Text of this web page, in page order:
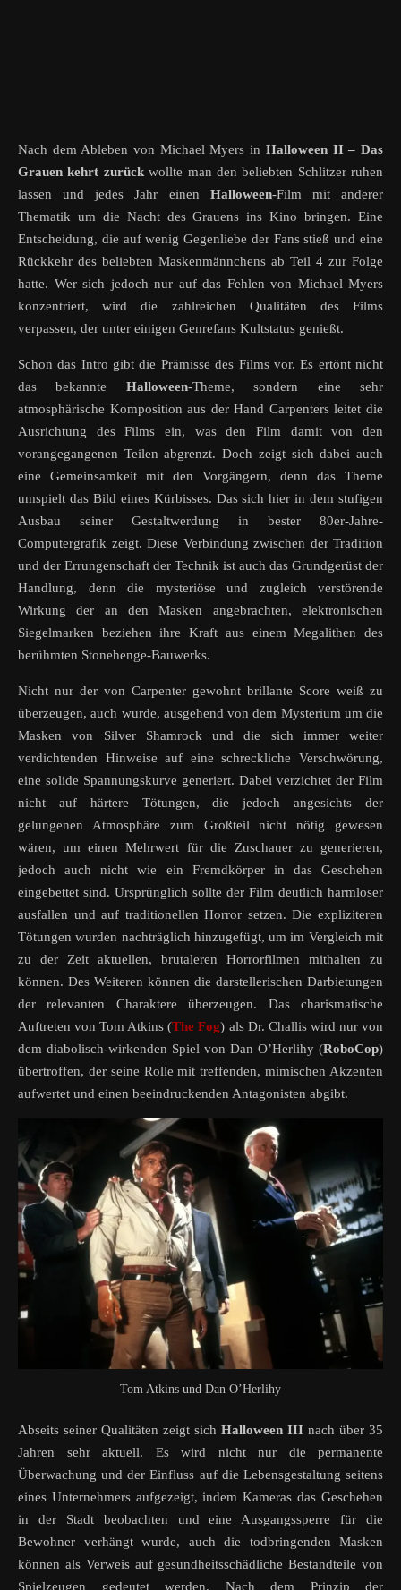
Nach dem Ableben von Michael Myers in Halloween II – Das
Grauen kehrt zurückwollte man den beliebten Schlitzer ruhen
lassen und jedes Jahr einen Halloween-Film mit anderer
Thematik um die Nacht des Grauens ins Kino bringen. Eine
Entscheidung, die auf wenig Gegenliebe der Fans stieß und eine
Rückkehr des beliebten Maskenmännchens ab Teil 4 zur Folge
hatte. Wer sich jedoch nur auf das Fehlen von Michael Myers
konzentriert, wird die zahlreichen Qualitäten des Films
verpassen, der unter einigen Genrefans Kultstatus genießt.
Schon das Intro gibt die Prämisse des Films vor. Es ertönt nicht
das bekannte Halloween-Theme, sondern eine sehr
atmosphärische Komposition aus der Hand Carpenters leitet die
Ausrichtung des Films ein, was den Film damit von den
vorangegangenen Teilen abgrenzt. Doch zeigt sich dabei auch
eine Gemeinsamkeit mit den Vorgängern, denn das Theme
umspielt das Bild eines Kürbisses. Das sich hier in dem stufigen
Ausbau seiner Gestaltwerdung in bester 80er-Jahre-
Computergrafik zeigt. Diese Verbindung zwischen der Tradition
und der Errungenschaft der Technik ist auch das Grundgerüst der
Handlung, denn die mysteriöse und zugleich verstörende
Wirkung der an den Masken angebrachten, elektronischen
Siegelmarken beziehen ihre Kraft aus einem Megalithen des
berühmten Stonehenge-Bauwerks.
Nicht nur der von Carpenter gewohnt brillante Score weiß zu
überzeugen, auch wurde, ausgehend von dem Mysterium um die
Masken von Silver Shamrock und die sich immer weiter
verdichtenden Hinweise auf eine schreckliche Verschwörung,
eine solide Spannungskurve generiert. Dabei verzichtet der Film
nicht auf härtere Tötungen, die jedoch angesichts der
gelungenen Atmosphäre zum Großteil nicht nötig gewesen
wären, um einen Mehrwert für die Zuschauer zu generieren,
jedoch auch nicht wie ein Fremdkörper in das Geschehen
eingebettet sind. Ursprünglich sollte der Film deutlich harmloser
ausfallen und auf traditionellen Horror setzen. Die expliziteren
Tötungen wurden nachträglich hinzugefügt, um im Vergleich mit
zu der Zeit aktuellen, brutaleren Horrorfilmen mithalten zu
können. Des Weiteren können die darstellerischen Darbietungen
der relevanten Charaktere überzeugen. Das charismatische
Auftreten von Tom Atkins (The Fog) als Dr. Challis wird nur von
dem diabolisch-wirkenden Spiel von Dan O’Herlihy (RoboCop)
übertroffen, der seine Rolle mit treffenden, mimischen Akzenten
aufwertet und einen beeindruckenden Antagonisten abgibt.
Tom Atkins und Dan O’Herlihy
Abseits seiner Qualitäten zeigt sich Halloween III nach über 35
Jahren sehr aktuell. Es wird nicht nur die permanente
Überwachung und der Einfluss auf die Lebensgestaltung seitens
eines Unternehmers aufgezeigt, indem Kameras das Geschehen
in der Stadt beobachten und eine Ausgangssperre für die
Bewohner verhängt wurde, auch die todbringenden Masken
können als Verweis auf gesundheitsschädliche Bestandteile von
Spielzeugen gedeutet werden. Nach dem Prinzip der